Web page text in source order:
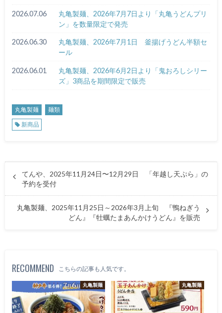
2026.07.06
丸亀製麺、2026年7月7日より「丸亀うどんプリ
ン」を数量限定で発売
2026.06.30
丸亀製麺、2026年7月1日 釜揚げうどん半額セ
ール
2026.06.01
丸亀製麺、2026年6月2日より「鬼おろしシリー
ズ」3商品を期間限定で販売
丸亀製麺
麺類
新商品
てんや、2025年11月24日〜12月29日 「年越し天ぷら」の
予約を受付
丸亀製麺、2025年11月25日～2026年3月上旬 『鴨ねぎう
どん』『牡蠣たまあんかけうどん』を販売
RECOMMEND こちらの記事も人気です。
丸亀製麺 丸亀製麺